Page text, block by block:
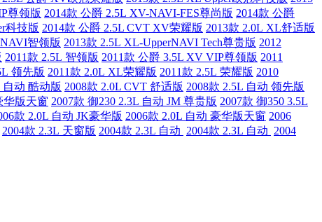
尊领版 2014款 公爵 2.5L XV-NAVI-FES尊尚版 2014款 公爵
科技版 2014款 公爵 2.5L CVT XV荣耀版 2013款 2.0L XL舒适版
智领版 2013款 2.5L XL-UpperNAVI Tech尊贵版 2012
2011款 2.5L 智领版 2011款 公爵 3.5L XV VIP尊领版 2011
领先版 2011款 2.0L XL荣耀版 2011款 2.5L 荣耀版 2010
自动 酷动版 2008款 2.0L CVT 舒适版 2008款 2.5L 自动 领先版
华版天窗 2007款 御230 2.3L 自动 JM 尊贵版 2007款 御350 3.5L
款 2.0L 自动 JK豪华版 2006款 2.0L 自动 豪华版天窗 2006
2004款 2.3L 天窗版 2004款 2.3L 自动 2004款 2.3L 自动 2004